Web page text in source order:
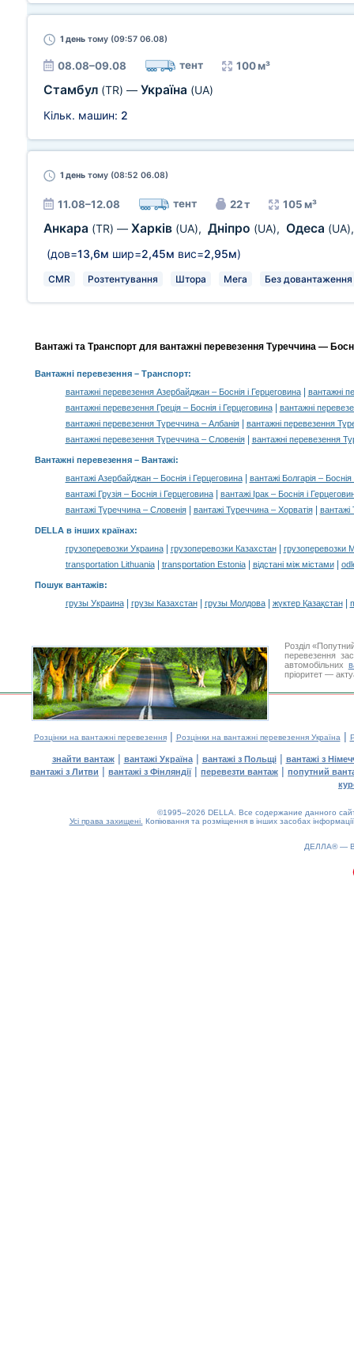
1 день тому (09:57 06.08)
08.08–09.08 тент 100 м³
Стамбул (TR) — Україна (UA)
Кільк. машин: 2
1 день тому (08:52 06.08)
11.08–12.08 тент 22 т 105 м³
Анкара (TR) — Харків (UA), Дніпро (UA), Одеса (UA)
(дов=13,6м шир=2,45м вис=2,95м)
CMR Розтентування Штора Мега Без
Вантажі та Транспорт для вантажні перевезення Туреччина —
Вантажні перевезення– Транспорт:
вантажні перевезення Азербайджан – Боснія і Герцеговина|
вантажні
вантажні перевезення Греція – Боснія і Герцеговина|
вантажні
вантажні перевезення Туреччина – Албанія|
вантажні перевезення
вантажні перевезення Туреччина – Словенія| вантажні перевезення
Вантажні перевезення – Вантажі:
вантажі Азербайджан – Боснія і Герцеговина|
вантажі Болгарія – Боснія
вантажі Грузія – Боснія і Герцеговина|
вантажі Ірак – Боснія і
вантажі Туреччина – Словенія| вантажі Туреччина – Хорватія| вантажі
DELLA в інших країнах:
грузоперевозки Украина| грузоперевозки Казахстан|
грузоперевозки
transportation Lithuania| transportation Estonia| відстані між містами|
Пошук вантажів:
грузы Украина| грузы Казахстан| грузы Молдова| жүктер Қазақстан|
Розділ
перевезення
автомобільних
пріоритет —
Розцінки на вантажні перевезення| Розцінки на вантажні перевезення Україна |
знайти вантаж| вантажі Україна| вантажі з Польщі| вантажі з
вантажі з Литви | вантажі з Фінляндії| перевезти вантаж | попутний
©1995–2026 DELLA. Все содержание данного
Усі права захищені. Копіювання та розміщення в інших засобах
ДЕЛЛА® —